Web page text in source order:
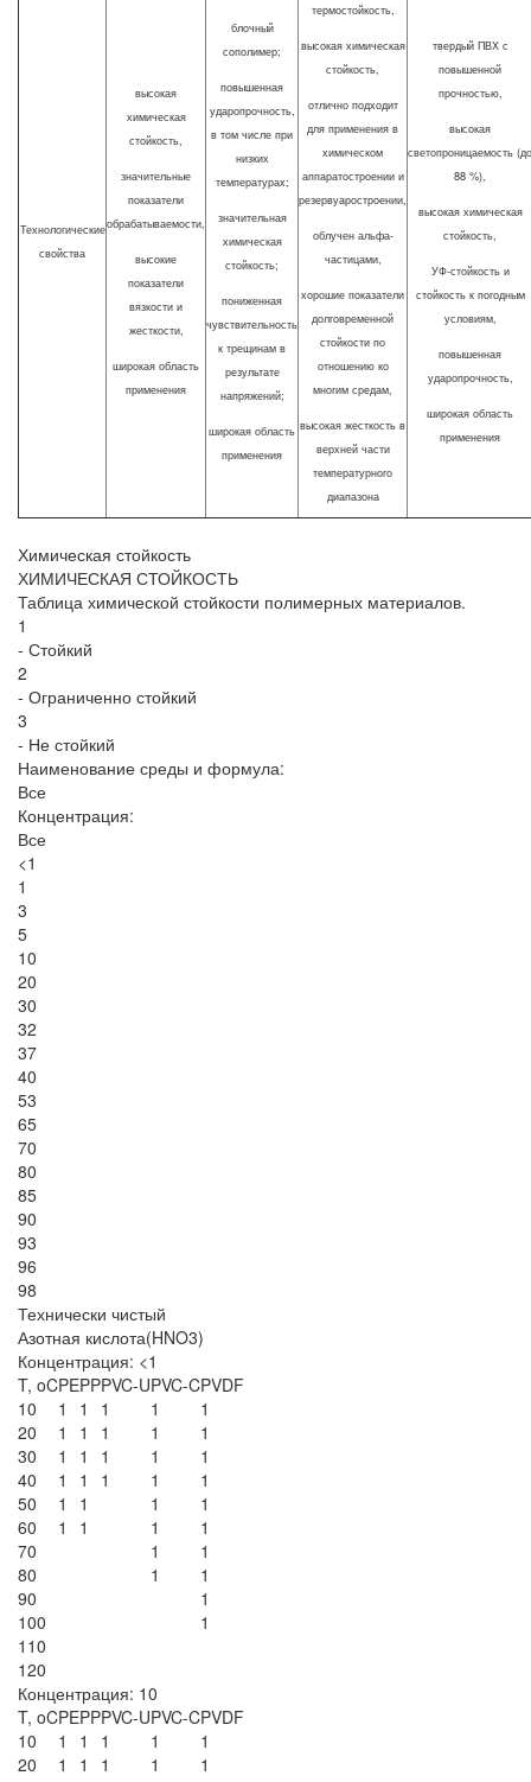
Технологические
свойства
высокая
химическая
стойкость,
значительные
показатели
обрабатываемости,
высокие
показатели
вязкости и
жесткости,
широкая область
применения
блочный
сополимер;
повышенная
ударопрочность,
в том числе при
низких
температурах;
значительная
химическая
стойкость;
пониженная
чувствительность
к трещинам в
результате
напряжений;
широкая область
применения
термостойкость,
высокая химическая
стойкость,
отлично подходит
для применения в
химическом
аппаратостроении и
резервуаростроении,
облучен альфа-
частицами,
хорошие показатели
долговременной
стойкости по
отношению ко
многим средам,
высокая жесткость в
верхней части
температурного
диапазона
твердый ПВХ с
повышенной
прочностью,
высокая
светопроницаемость (до
88 %),
высокая химическая
стойкость,
УФ-стойкость и
стойкость к погодным
условиям,
повышенная
ударопрочность,
широкая область
применения
Химическая стойкость
ХИМИЧЕСКАЯ СТОЙКОСТЬ
Таблица химической стойкости полимерных материалов.
1
- Стойкий
2
- Ограниченно стойкий
3
- Не стойкий
Наименование среды и формула:
Все
Концентрация:
Все
<1
1
3
5
10
20
30
32
37
40
53
65
70
80
85
90
93
96
98
Технически чистый
Азотная кислота(HNO3)
Концентрация: <1
T, oCPEPPPVC-UPVC-CPVDF
10
1 1 1 1
1
20
1 1 1 1
1
30
1 1 1 1
1
40
1 1 1 1
1
50
1 1 1
1
60
1 1 1
1
70
1
1
80
1
1
90
1
100
1
110
120
Концентрация: 10
T, oCPEPPPVC-UPVC-CPVDF
10
1 1 1 1
1
20
1 1 1 1
1